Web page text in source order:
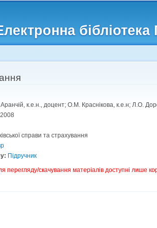
меню
Аранчій, к.е.н., доцент; О.М. Краснікова, к.е.н; Л.О.
2008
справи та страхування
Підручник
перегляду/скачування матеріалів доступні лише